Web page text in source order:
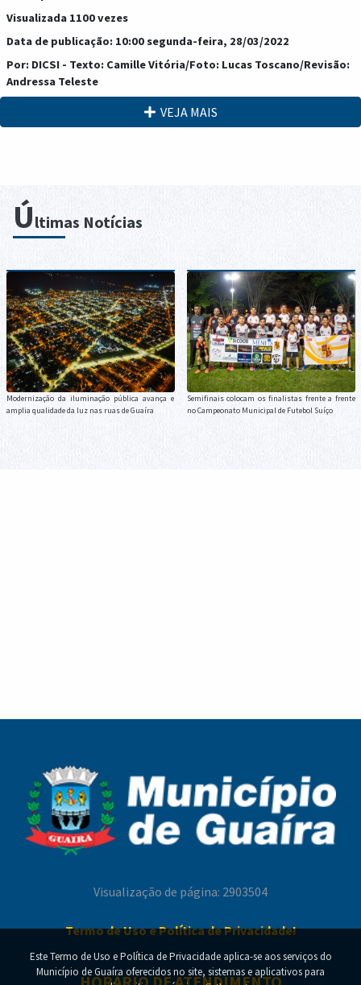
Visualizada 1100 vezes
Data de publicação: 10:00 segunda-feira, 28/03/2022
Por: DICSI - Texto: Camille Vitória/Foto: Lucas Toscano/Revisão:
Andressa Teleste
VEJA MAIS
Últimas Notícias
Modernização da iluminação pública avança e
amplia qualidade da luz nas ruas de Guaíra
Semifinais colocam os finalistas frente a frente
no Campeonato Municipal de Futebol Suíço
Agosto Dourado começa com encontro do Grupo
de Gestantes na USF Jardim Zeballos
CRAS em Ação passa a atender em novo local na
Vila Eletrosul
Visualização de página: 2903504
Termo de Uso e Política de Privacidade!
Este Termo de Uso e Política de Privacidade aplica-se aos serviços do
Município de Guaíra oferecidos no site, sistemas e aplicativos para